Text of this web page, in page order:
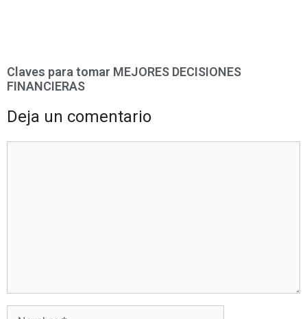
Claves para tomar MEJORES DECISIONES
FINANCIERAS
Deja un comentario